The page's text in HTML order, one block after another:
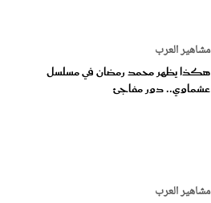
مشاهير العرب
هكذا يظهر محمد رمضان في مسلسل
عشماوي.. دور مفاجئ
مشاهير العرب